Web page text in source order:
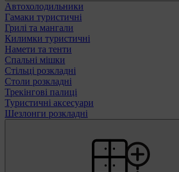
Автохолодильники
Гамаки туристичні
Грилі та мангали
Килимки туристичні
Намети та тенти
Спальні мішки
Стільці розкладні
Столи розкладні
Трекінгові палиці
Туристичні аксесуари
Шезлонги розкладні